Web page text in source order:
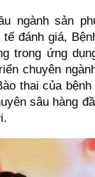
ngành sản
đánh giá,
trong ứng
chuyên
thai của
sâu hàng